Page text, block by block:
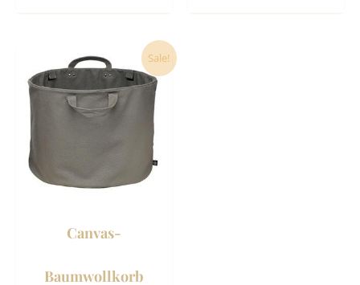
Sale!
Canvas-
Baumwollkorb
Ursprünglicher
Preis
war:
134,00 €
Aktueller
Preis
ist:
69,50 €.